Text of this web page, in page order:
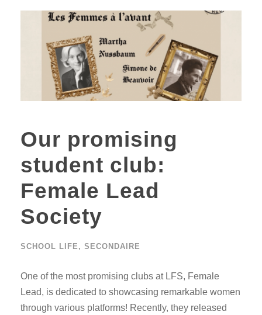
Our promising
student club:
Female Lead
Society
SCHOOL LIFE , SECONDAIRE
One of the most promising clubs at LFS, Female
Lead, is dedicated to showcasing remarkable women
through various platforms! Recently, they released